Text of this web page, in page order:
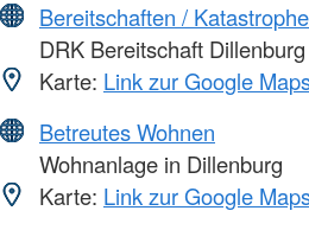
Bereitschaften /
DRK Bereitschaft Dillenburg
Karte: Link zur Google
Betreutes Wohnen
Wohnanlage in Dillenburg
Karte: Link zur Google